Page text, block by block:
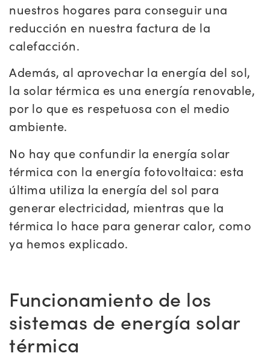
nuestros hogares para conseguir una
reducción en nuestra factura de la
calefacción.
Además, al aprovechar la energía del sol,
la solar térmica es una energía renovable,
por lo que es respetuosa con el medio
ambiente.
No hay que confundir la energía solar
térmica con la energía fotovoltaica: esta
última utiliza la energía del sol para
generar electricidad, mientras que la
térmica lo hace para generar calor, como
ya hemos explicado.
Funcionamiento de los
sistemas de energía solar
térmica